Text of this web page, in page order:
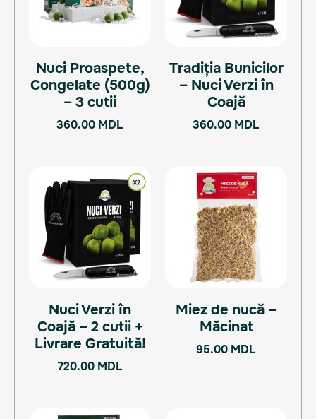
Nuci Proaspete,
Congelate (500g)
– 3 cutii
360.00 MDL
Tradiția Bunicilor
– Nuci Verzi în
Coajă
360.00 MDL
Nuci Verzi în
Coajă – 2 cutii +
Livrare Gratuită!
720.00 MDL
Miez de nucă –
Măcinat
95.00 MDL
Acest